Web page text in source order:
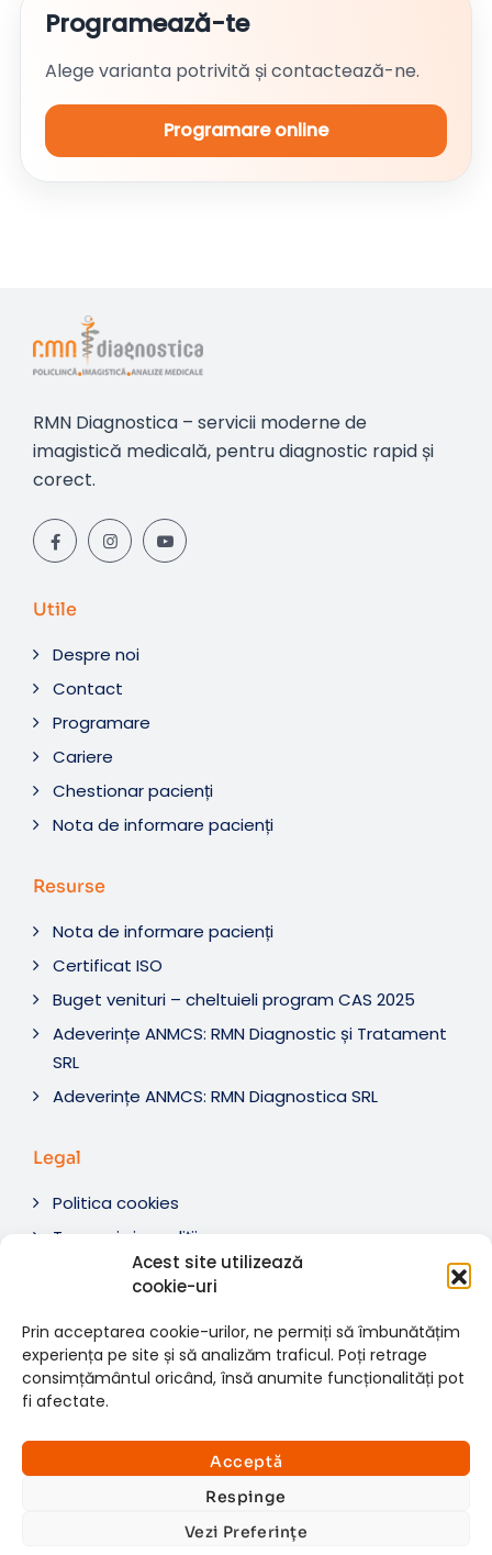
Acest site utilizează
cookie-uri
Prin acceptarea cookie-urilor, ne permiți să îmbunătățim
experiența pe site și să analizăm traficul. Poți retrage
consimțământul oricând, însă anumite funcționalități pot
fi afectate.
Acceptă
Respinge
Vezi Preferințe
Programează-te
Alege varianta potrivită și contactează-ne.
Programare online
RMN Diagnostica – servicii moderne de
imagistică medicală, pentru diagnostic rapid și
corect.
Utile
Despre noi
Contact
Programare
Cariere
Chestionar pacienți
Nota de informare pacienți
Resurse
Nota de informare pacienți
Certificat ISO
Buget venituri – cheltuieli program CAS 2025
Adeverințe ANMCS: RMN Diagnostic și Tratament
SRL
Adeverințe ANMCS: RMN Diagnostica SRL
Legal
Politica cookies
Termeni si condiții
Soluționare litigii
rezervate.
Website dezvoltat de:www.t-web.ro
×
Consultații si investigații
Află detalii